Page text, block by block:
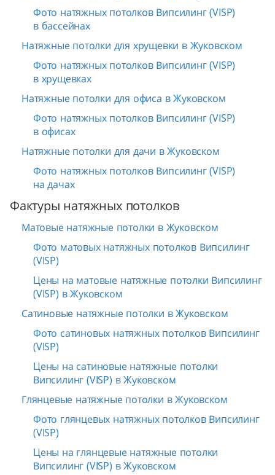
Фото натяжных потолков Випсилинг (VISP)
в бассейнах
Натяжные потолки для хрущевки в Жуковском
Фото натяжных потолков Випсилинг (VISP)
в хрущевках
Натяжные потолки для офиса в Жуковском
Фото натяжных потолков Випсилинг (VISP)
в офисах
Натяжные потолки для дачи в Жуковском
Фото натяжных потолков Випсилинг (VISP)
на дачах
Фактуры натяжных потолков
Матовые натяжные потолки в Жуковском
Фото матовых натяжных потолков Випсилинг
(VISP)
Цены на матовые натяжные потолки Випсилинг
(VISP) в Жуковском
Сатиновые натяжные потолки в Жуковском
Фото сатиновых натяжных потолков Випсилинг
(VISP)
Цены на сатиновые натяжные потолки
Випсилинг (VISP) в Жуковском
Глянцевые натяжные потолки в Жуковском
Фото глянцевых натяжных потолков Випсилинг
(VISP)
Цены на глянцевые натяжные потолки
Випсилинг (VISP) в Жуковском